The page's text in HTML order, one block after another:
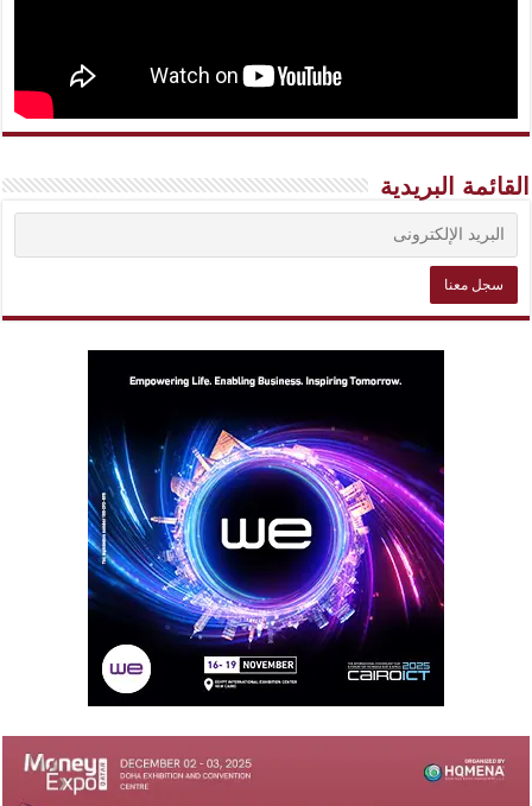
القائمة البريدية